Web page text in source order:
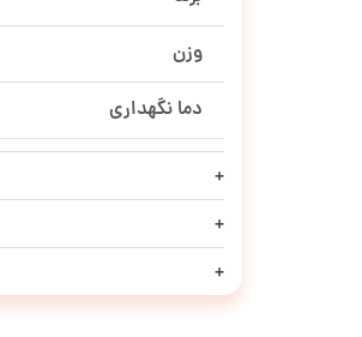
وزن
دما نگهداری